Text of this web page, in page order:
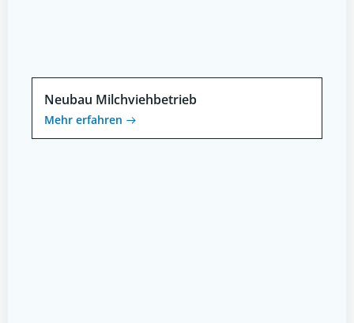
Neubau Milchviehbetrieb
Mehr erfahren